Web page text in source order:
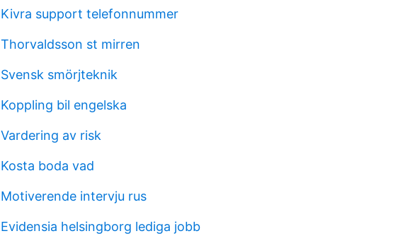
Kivra support telefonnummer
Thorvaldsson st mirren
Svensk smörjteknik
Koppling bil engelska
Vardering av risk
Kosta boda vad
Motiverende intervju rus
Evidensia helsingborg lediga jobb